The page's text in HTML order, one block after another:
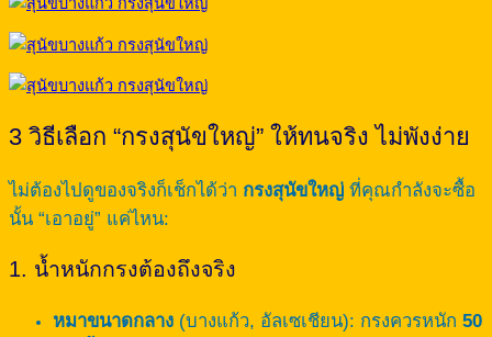
3 วิธีเลือก “กรงสุนัขใหญ่” ให้ทนจริง ไม่พังง่าย
ไม่ต้องไปดูของจริงก็เช็กได้ว่า กรงสุนัขใหญ่ ที่คุณกำลังจะซื้อ
นั้น “เอาอยู่” แค่ไหน:
1. น้ำหนักกรงต้องถึงจริง
หมาขนาดกลาง (บางแก้ว, อัลเซเชียน): กรงควรหนัก 50